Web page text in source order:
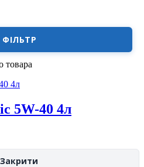
товара
5W-40 4л